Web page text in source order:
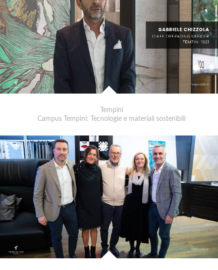
Tempini
Campus Tempini: Tecnologie e materiali sostenibili